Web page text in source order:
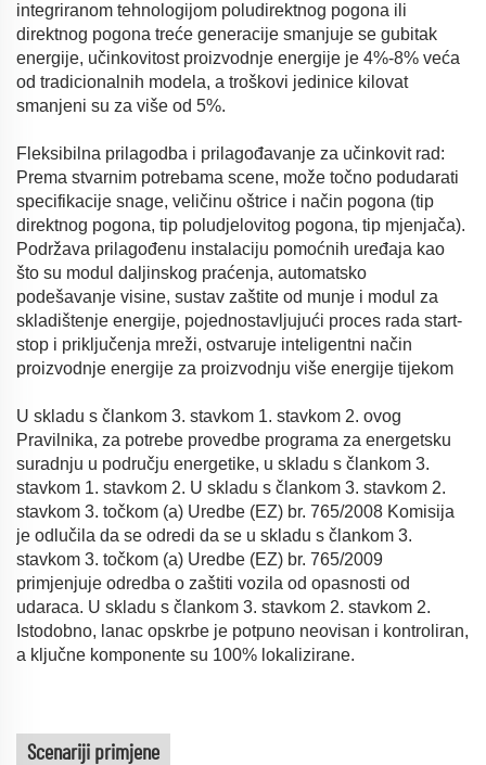
integriranom tehnologijom poludirektnog pogona ili
direktnog pogona treće generacije smanjuje se gubitak
energije, učinkovitost proizvodnje energije je 4%-8% veća
od tradicionalnih modela, a troškovi jedinice kilovat
smanjeni su za više od 5%.
Fleksibilna prilagodba i prilagođavanje za učinkovit rad:
Prema stvarnim potrebama scene, može točno podudarati
specifikacije snage, veličinu oštrice i način pogona (tip
direktnog pogona, tip poludjelovitog pogona, tip mjenjača).
Podržava prilagođenu instalaciju pomoćnih uređaja kao
što su modul daljinskog praćenja, automatsko
podešavanje visine, sustav zaštite od munje i modul za
skladištenje energije, pojednostavljujući proces rada start-
stop i priključenja mreži, ostvaruje inteligentni način
proizvodnje energije za proizvodnju više energije tijekom
U skladu s člankom 3. stavkom 1. stavkom 2. ovog
Pravilnika, za potrebe provedbe programa za energetsku
suradnju u području energetike, u skladu s člankom 3.
stavkom 1. stavkom 2. U skladu s člankom 3. stavkom 2.
stavkom 3. točkom (a) Uredbe (EZ) br. 765/2008 Komisija
je odlučila da se odredi da se u skladu s člankom 3.
stavkom 3. točkom (a) Uredbe (EZ) br. 765/2009
primjenjuje odredba o zaštiti vozila od opasnosti od
udaraca. U skladu s člankom 3. stavkom 2. stavkom 2.
Istodobno, lanac opskrbe je potpuno neovisan i kontroliran,
a ključne komponente su 100% lokalizirane.
Scenariji primjene